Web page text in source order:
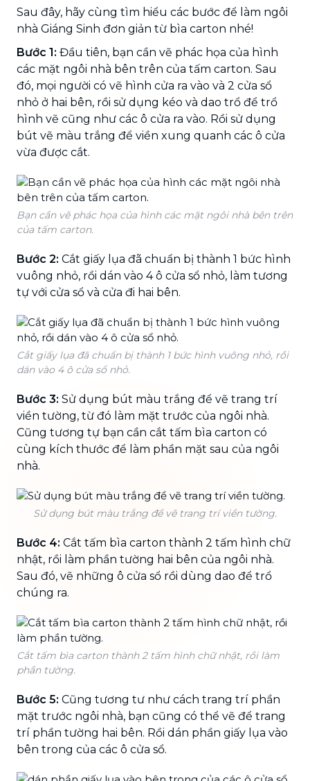
Sau đây, hãy cùng tìm hiểu các bước để làm ngôi
nhà Giáng Sinh đơn giản từ bìa carton nhé!
Bước 1: Đầu tiên, bạn cần vẽ phác họa của hình
các mặt ngôi nhà bên trên của tấm carton. Sau
đó, mọi người có vẽ hình cửa ra vào và 2 cửa sổ
nhỏ ở hai bên, rồi sử dụng kéo và dao trổ để trổ
hình vẽ cũng như các ô cửa ra vào. Rồi sử dụng
bút vẽ màu trắng để viền xung quanh các ô cửa
vừa được cắt.
Bạn cần vẽ phác họa của hình các mặt ngôi nhà bên trên
của tấm carton.
Bước 2: Cắt giấy lụa đã chuẩn bị thành 1 bức hình
vuông nhỏ, rồi dán vào 4 ô cửa sổ nhỏ, làm tương
tự với cửa sổ và cửa đi hai bên.
Cắt giấy lụa đã chuẩn bị thành 1 bức hình vuông nhỏ, rồi
dán vào 4 ô cửa sổ nhỏ.
Bước 3: Sử dụng bút màu trắng để vẽ trang trí
viền tường, từ đó làm mặt trước của ngôi nhà.
Cũng tương tự bạn cần cắt tấm bìa carton có
cùng kích thước để làm phần mặt sau của ngôi
nhà.
Sử dụng bút màu trắng để vẽ trang trí viền tường.
Bước 4: Cắt tấm bìa carton thành 2 tấm hình chữ
nhật, rồi làm phần tường hai bên của ngôi nhà.
Sau đó, vẽ những ô cửa sổ rồi dùng dao để trổ
chúng ra.
Cắt tấm bìa carton thành 2 tấm hình chữ nhật, rồi làm
phần tường.
Bước 5: Cũng tương tư như cách trang trí phần
mặt trước ngôi nhà, bạn cũng có thể vẽ để trang
trí phần tường hai bên. Rồi dán phần giấy lụa vào
bên trong của các ô cửa sổ.